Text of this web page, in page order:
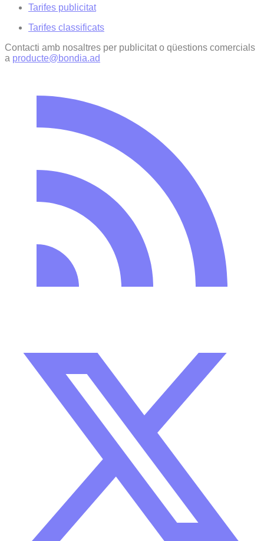
Tarifes publicitat
Tarifes classificats
Contacti amb nosaltres per publicitat o qüestions comercials
a producte@bondia.ad